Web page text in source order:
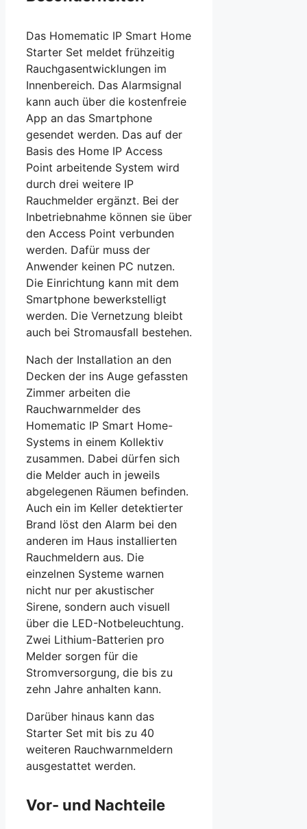
Das Homematic IP Smart Home
Starter Set meldet frühzeitig
Rauchgasentwicklungen im
Innenbereich. Das Alarmsignal
kann auch über die kostenfreie
App an das Smartphone
gesendet werden. Das auf der
Basis des Home IP Access
Point arbeitende System wird
durch drei weitere IP
Rauchmelder ergänzt. Bei der
Inbetriebnahme können sie über
den Access Point verbunden
werden. Dafür muss der
Anwender keinen PC nutzen.
Die Einrichtung kann mit dem
Smartphone bewerkstelligt
werden. Die Vernetzung bleibt
auch bei Stromausfall bestehen.
Nach der Installation an den
Decken der ins Auge gefassten
Zimmer arbeiten die
Rauchwarnmelder des
Homematic IP Smart Home-
Systems in einem Kollektiv
zusammen. Dabei dürfen sich
die Melder auch in jeweils
abgelegenen Räumen befinden.
Auch ein im Keller detektierter
Brand löst den Alarm bei den
anderen im Haus installierten
Rauchmeldern aus. Die
einzelnen Systeme warnen
nicht nur per akustischer
Sirene, sondern auch visuell
über die LED-Notbeleuchtung.
Zwei Lithium-Batterien pro
Melder sorgen für die
Stromversorgung, die bis zu
zehn Jahre anhalten kann.
Darüber hinaus kann das
Starter Set mit bis zu 40
weiteren Rauchwarnmeldern
ausgestattet werden.
Vor- und Nachteile